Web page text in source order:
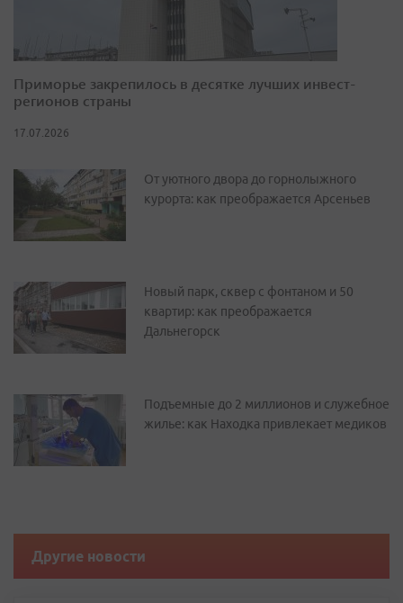
Приморье закрепилось в десятке лучших инвест-
регионов страны
17.07.2026
От уютного двора до горнолыжного
курорта: как преображается Арсеньев
Новый парк, сквер с фонтаном и 50
квартир: как преображается
Дальнегорск
Подъемные до 2 миллионов и служебное
жилье: как Находка привлекает медиков
Другие новости